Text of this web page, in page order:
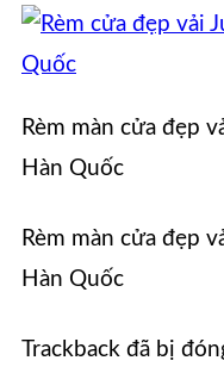
Rèm màn cửa đẹp
Hàn Quốc
Rèm màn cửa đẹp
Hàn Quốc
Trackback đã bị